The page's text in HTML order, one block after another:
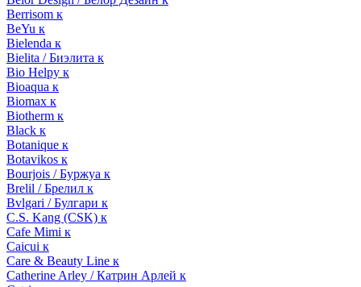
Berrisom к
BeYu к
Bielenda к
Bielita / Биэлита к
Bio Helpy к
Bioaqua к
Biomax к
Biotherm к
Black к
Botanique к
Botavikos к
Bourjois / Буржуа к
Brelil / Брелил к
Bvlgari / Булгари к
C.S. Kang (CSK) к
Cafe Mimi к
Caicui к
Care & Beauty Line к
Catherine Arley / Катрин Арлей к